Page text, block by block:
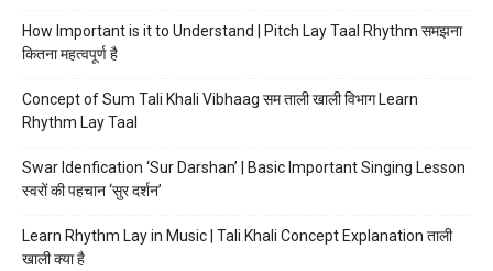
How Important is it to Understand | Pitch Lay Taal Rhythm समझना
कितना महत्वपूर्ण है
Concept of Sum Tali Khali Vibhaag सम ताली खाली विभाग Learn
Rhythm Lay Taal
Swar Idenfication ‘Sur Darshan’ | Basic Important Singing Lesson
स्वरों की पहचान ‘सुर दर्शन’
Learn Rhythm Lay in Music | Tali Khali Concept Explanation ताली
खाली क्या है